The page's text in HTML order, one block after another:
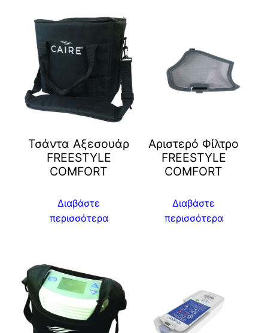
Τσάντα Αξεσουάρ
FREESTYLE
COMFORT
Διαβάστε
περισσότερα
Αριστερό Φίλτρο
FREESTYLE
COMFORT
Διαβάστε
περισσότερα